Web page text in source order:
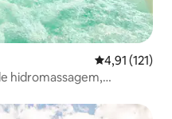
4,91 de uma
4,91 (121)
hidromassagem,